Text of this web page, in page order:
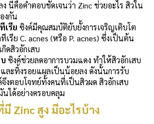
นี่คือคำตอบชัดเจนว่า Zinc ช่วยอะไร สิวใน
งกัน
เรีย ซิงค์มีคุณสมบัติยับยั้งการเจริญเติบโต
เรีย C. acnes (หรือ P. acnes) ซึ่งเป็นต้น
ดสิวอักเสบ
ซิงค์ช่วยลดอาการบวมแดง ทำให้สิวอักเสบ
ละทิ้งรอยแผลเป็นน้อยลง ดังนั้นการรับ
งตอบโจทย์ทั้งคนที่เป็นสิวผด สิวอักเสบ
ได้อย่างครอบคลุม
Zinc สูง มีอะไรบ้าง